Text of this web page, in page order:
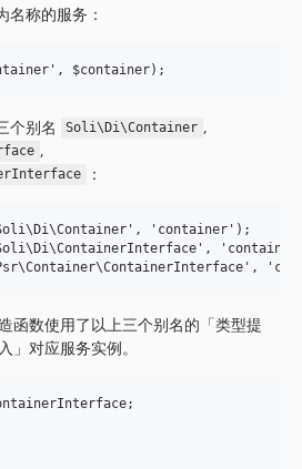
名称的服务：
个别名 Soli\Di\Container ,
,
：
'container');
函数使用了以上三个别名的「类型提
」对应服务实例。